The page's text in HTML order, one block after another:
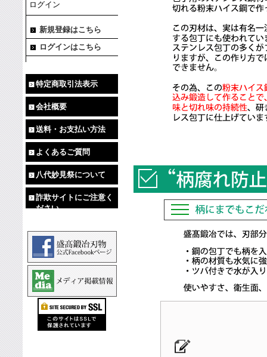
ログイン
新規登録はこちら
ログインはこちら
特定商取引法表示
会社概要
送料・お支払い方法
よくあるご質問
八代妙見祭について
詐欺サイトにご注意く
ださい